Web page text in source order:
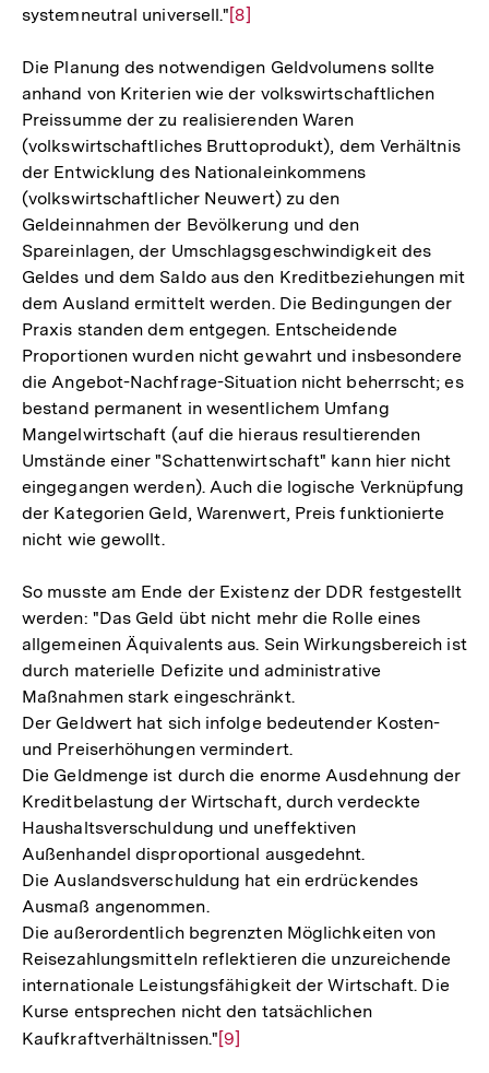
systemneutral universell." Zur
der
Fußnote
[8]
Die Planung des notwendigen Geldvolumens sollte
anhand von Kriterien wie der volkswirtschaftlichen
Preissumme der zu realisierenden Waren
(volkswirtschaftliches Bruttoprodukt), dem Verhältnis
der Entwicklung des Nationaleinkommens
(volkswirtschaftlicher Neuwert) zu den
Geldeinnahmen der Bevölkerung und den
Spareinlagen, der Umschlagsgeschwindigkeit des
Geldes und dem Saldo aus den Kreditbeziehungen mit
dem Ausland ermittelt werden. Die Bedingungen der
Praxis standen dem entgegen. Entscheidende
Proportionen wurden nicht gewahrt und insbesondere
die Angebot-Nachfrage-Situation nicht beherrscht; es
bestand permanent in wesentlichem Umfang
Mangelwirtschaft (auf die hieraus resultierenden
Umstände einer "Schattenwirtschaft" kann hier nicht
eingegangen werden). Auch die logische Verknüpfung
der Kategorien Geld, Warenwert, Preis funktionierte
nicht wie gewollt.
So musste am Ende der Existenz der DDR festgestellt
werden: "Das Geld übt nicht mehr die Rolle eines
allgemeinen Äquivalents aus. Sein Wirkungsbereich ist
durch materielle Defizite und administrative
Maßnahmen stark eingeschränkt.
Der Geldwert hat sich infolge bedeutender Kosten-
und Preiserhöhungen vermindert.
Die Geldmenge ist durch die enorme Ausdehnung der
Kreditbelastung der Wirtschaft, durch verdeckte
Haushaltsverschuldung und uneffektiven
Außenhandel disproportional ausgedehnt.
Die Auslandsverschuldung hat ein erdrückendes
Ausmaß angenommen.
Die außerordentlich begrenzten Möglichkeiten von
Reisezahlungsmitteln reflektieren die unzureichende
internationale Leistungsfähigkeit der Wirtschaft. Die
Kurse entsprechen nicht den tatsächlichen
Kaufkraftverhältnissen." Zur
[9]